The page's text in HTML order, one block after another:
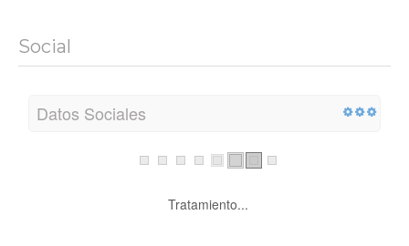
Social
Datos Sociales
Tratamiento...